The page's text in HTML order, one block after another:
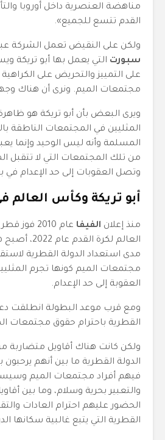
مناهضة العنصرية داخل أوروبا
القدم تتسع للجميع».
ولكن على النقيض تعمل الشركة
سبورت التي يعمل بها أبو تريكة
على التمييز والتحريض على
مجتمعات الميم. ونرى أن هناك
ويرى البعض بأن أبو تريكة هو
المثليين في المجتمعات الناطقة
المسلمة وأنه ليس الوحيد وإنما
من تلك المجتمعات التي لا تتقبل
وتصل العقوبات إلى حد الإعدام
أبو تريكة وكأس العالم في
منذ إعلان الفيفا
عام 2010
العالم لكرة
مدى استعداد الدولة القطرية
مجتمعات الميم كونها تجرم
العقوبة إلى حد الإعدام.
ومع قرب موعد البطولة انطلقت
القطرية باحترام حقوق مجتمعات
ولكن كانت هناك أقاويل متضاربة
الدولة القطرية ما بين أنهم يرحبون
فيهم أفراد مجتمعات الميم
والتعبير بحرية وسلام، وما بين
الحضور عليهم احترام العادات
القطرية التي يتبع غالبية سكانها